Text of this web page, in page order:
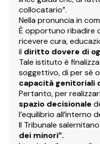
collocatario”.
Nella pronuncia in
È opportuno ribadire
ricevere cura,
il diritto dovere di
Tale istituto è
soggettivo, di per sé
capacità genitoriali
Pertanto, per
spazio decisionale
l’equilibrio
Il Tribunale
dei minori”.